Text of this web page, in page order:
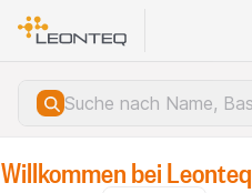
Willkommen bei Leonteq